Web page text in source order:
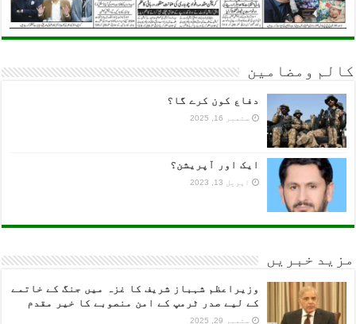
کالم ومضامین
دفاع کون کرے گا؟
ستمبر 16, 2025
ایک اور آپریشن؟
اپریل 13, 2023
مزید خبریں
وزیراعظم شہباز شریف کا غزہ میں جنگ کے خاتمے
کے لیے صدر ٹرمپ کے امن منصوبے کا خیر مقدم
ستمبر 29, 2025